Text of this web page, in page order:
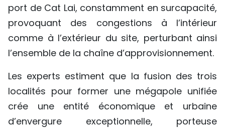
port de Cat Lai, constamment en surcapacité,
provoquant des congestions à l’intérieur
comme à l’extérieur du site, perturbant ainsi
l’ensemble de la chaîne d’approvisionnement.
Les experts estiment que la fusion des trois
localités pour former une mégapole unifiée
crée une entité économique et urbaine
d’envergure exceptionnelle, porteuse